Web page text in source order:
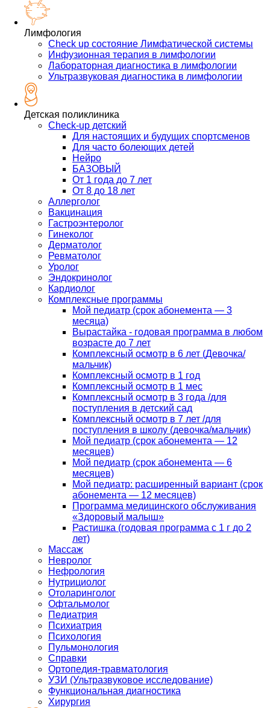
Лимфология
Check up состояние Лимфатической системы
Инфузионная терапия в лимфологии
Лабораторная диагностика в лимфологии
Ультразвуковая диагностика в лимфологии
Детская поликлиника
Check-up детский
Для настоящих и будущих спортсменов
Для часто болеющих детей
Нейро
БАЗОВЫЙ
От 1 года до 7 лет
От 8 до 18 лет
Аллерголог
Вакцинация
Гастроэнтеролог
Гинеколог
Дерматолог
Ревматолог
Уролог
Эндокринолог
Кардиолог
Комплексные программы
Мой педиатр (срок абонемента — 3
месяца)
Вырастайка - годовая программа в любом
возрасте до 7 лет
Комплексный осмотр в 6 лет (Девочка/
мальчик)
Комплексный осмотр в 1 год
Комплексный осмотр в 1 мес
Комплексный осмотр в 3 года /для
поступления в детский сад
Комплексный осмотр в 7 лет /для
поступления в школу (девочка/мальчик)
Мой педиатр (срок абонемента — 12
месяцев)
Мой педиатр (срок абонемента — 6
месяцев)
Мой педиатр: расширенный вариант (срок
абонемента — 12 месяцев)
Программа медицинского обслуживания
«Здоровый малыш»
Растишка (годовая программа с 1 г до 2
лет)
Массаж
Невролог
Нефрология
Нутрициолог
Отоларинголог
Офтальмолог
Педиатрия
Психиатрия
Психология
Пульмонология
Справки
Ортопедия-травматология
УЗИ (Ультразвуковое исследование)
Функциональная диагностика
Хирургия